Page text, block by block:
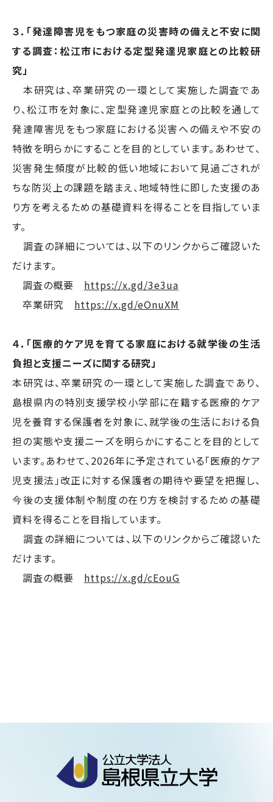
３．「発達障害児をもつ家庭の災害時の備えと不安に関
する調査：松江市における定型発達児家庭との比較研
究」
本研究は、卒業研究の一環として実施した調査であ
り、松江市を対象に、定型発達児家庭との比較を通して
発達障害児をもつ家庭における災害への備えや不安の
特徴を明らかにすることを目的としています。あわせて、
災害発生頻度が比較的低い地域において見過ごされが
ちな防災上の課題を踏まえ、地域特性に即した支援のあ
り方を考えるための基礎資料を得ることを目指していま
す。
調査の詳細については、以下のリンクからご確認いた
だけます。
調査の概要 https://x.gd/3e3ua
卒業研究 https://x.gd/eOnuXM
４．「医療的ケア児を育てる家庭における就学後の生活
負担と支援ニーズに関する研究」
本研究は、卒業研究の一環として実施した調査であり、
島根県内の特別支援学校小学部に在籍する医療的ケア
児を養育する保護者を対象に、就学後の生活における負
担の実態や支援ニーズを明らかにすることを目的として
います。あわせて、2026年に予定されている「医療的ケア
児支援法」改正に対する保護者の期待や要望を把握し、
今後の支援体制や制度の在り方を検討するための基礎
資料を得ることを目指しています。
調査の詳細については、以下のリンクからご確認いた
だけます。
調査の概要 https://x.gd/cEouG